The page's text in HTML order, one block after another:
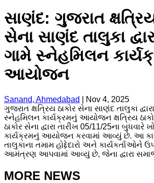
સાણંદ: ગુજરાત
સેના સાણંદ તાલુકા
ગામે સ્નેહમિલન
આયોજન
Sanand, Ahmedabad
Nov 4, 2025
ગુજરાત ક્ષત્રિય ઠાકોર સેના સાણંદ તાલુકા
સ્નેહમિલન કાર્યક્રમનું આયોજન ક્ષત્રિય
ઠાકોર સેના દ્વારા તારીખ 05/11/25ના
કાર્યક્રમનું આયોજન કરવામાં આવ્યું છે. આ
તાલુકાના તમામ હોદ્દેદારો અને કાર્યકર્તાઓને
આમંત્રણ આપવામાં આવ્યું છે, જેના દ્વારા
MORE NEWS